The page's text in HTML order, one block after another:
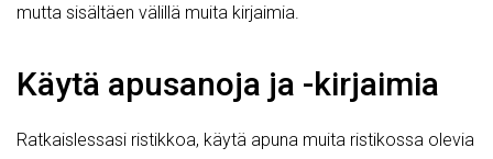
mutta sisältäen välillä muita kirjaimia.
Käytä apusanoja ja -kirjaimia
Ratkaislessasi ristikkoa, käytä apuna muita ristikossa olevia